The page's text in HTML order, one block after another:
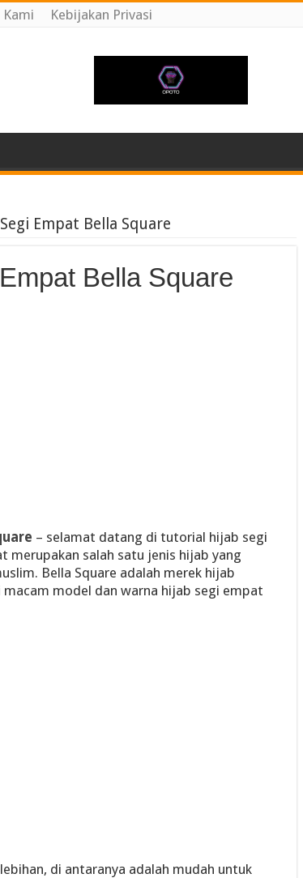
Kami Kebijakan Privasi
Empat Bella Square
Bella Square
– selamat datang di tutorial hijab segi
merupakan salah satu jenis hijab yang
Bella Square adalah merek hijab
model dan warna hijab segi empat
di antaranya adalah mudah untuk